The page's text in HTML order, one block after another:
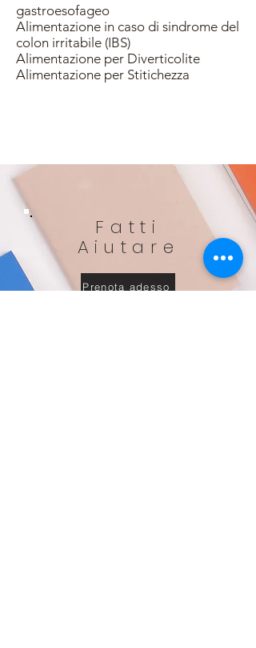
gastroesofageo
Alimentazione in caso di sindrome del
colon irritabile (IBS)
Alimentazione per Diverticolite
Alimentazione per Stitichezza
Fatti
Aiutare
Prenota adesso